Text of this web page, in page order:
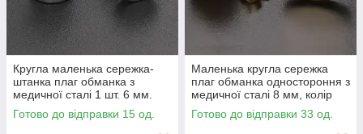
Кругла маленька сережка-
штанка плаг обманка з
медичної сталі 1 шт. 6 мм.
срібляста JAVRICK
Готово до відправки 15 од.
Маленька кругла сережка
плаг обманка одностороння з
медичної сталі 8 мм, колір
золото JAVRICK
Готово до відправки 33 од.